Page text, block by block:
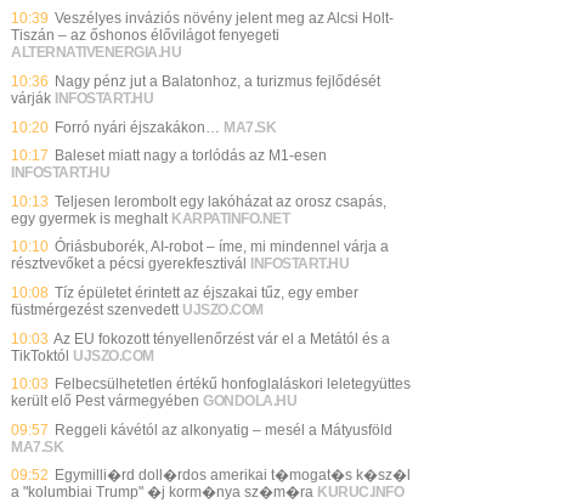
10:39 Veszélyes inváziós növény jelent meg az Alcsi Holt-
Tiszán – az őshonos élővilágot fenyegeti
ALTERNATIVENERGIA.HU
10:36 Nagy pénz jut a Balatonhoz, a turizmus fejlődését
várják INFOSTART.HU
10:20 Forró nyári éjszakákon…
MA7.SK
10:17 Baleset miatt nagy a torlódás az M1-esen
INFOSTART.HU
10:13 Teljesen lerombolt egy lakóházat az orosz csapás,
egy gyermek is meghalt KARPATINFO.NET
10:10 Óriásbuborék, AI-robot – íme, mi mindennel várja a
résztvevőket a pécsi gyerekfesztivál
INFOSTART.HU
10:08 Tíz épületet érintett az éjszakai tűz, egy ember
füstmérgezést szenvedett UJSZO.COM
10:03 Az EU fokozott tényellenőrzést vár el a Metától és a
TikToktól UJSZO.COM
10:03 Felbecsülhetetlen értékű honfoglaláskori leletegyüttes
került elő Pest vármegyében GONDOLA.HU
09:57 Reggeli kávétól az alkonyatig – mesél a Mátyusföld
MA7.SK
09:52 Egymilli�rd doll�rdos amerikai t�mogat�s k�sz�l
a "kolumbiai Trump" �j korm�nya sz�m�ra KURUC.INFO